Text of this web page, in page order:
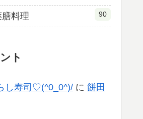
料理 90
ト
し寿司♡(^0_0^)/ に 餅田